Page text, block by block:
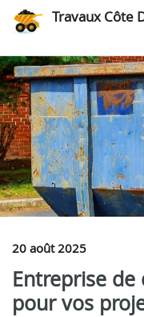
Travaux Côte
20 août 2025
Entreprise
pour vos